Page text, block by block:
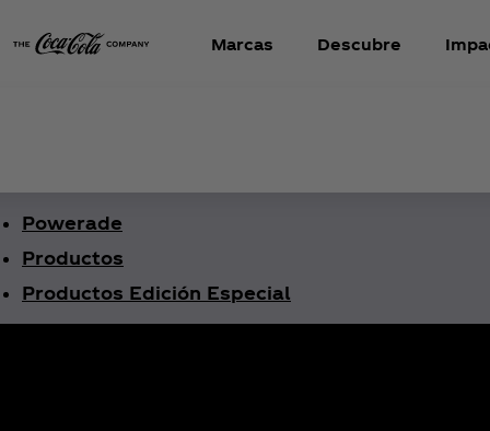
Marcas Descubre
Powerade
Productos
Productos Edición Especial